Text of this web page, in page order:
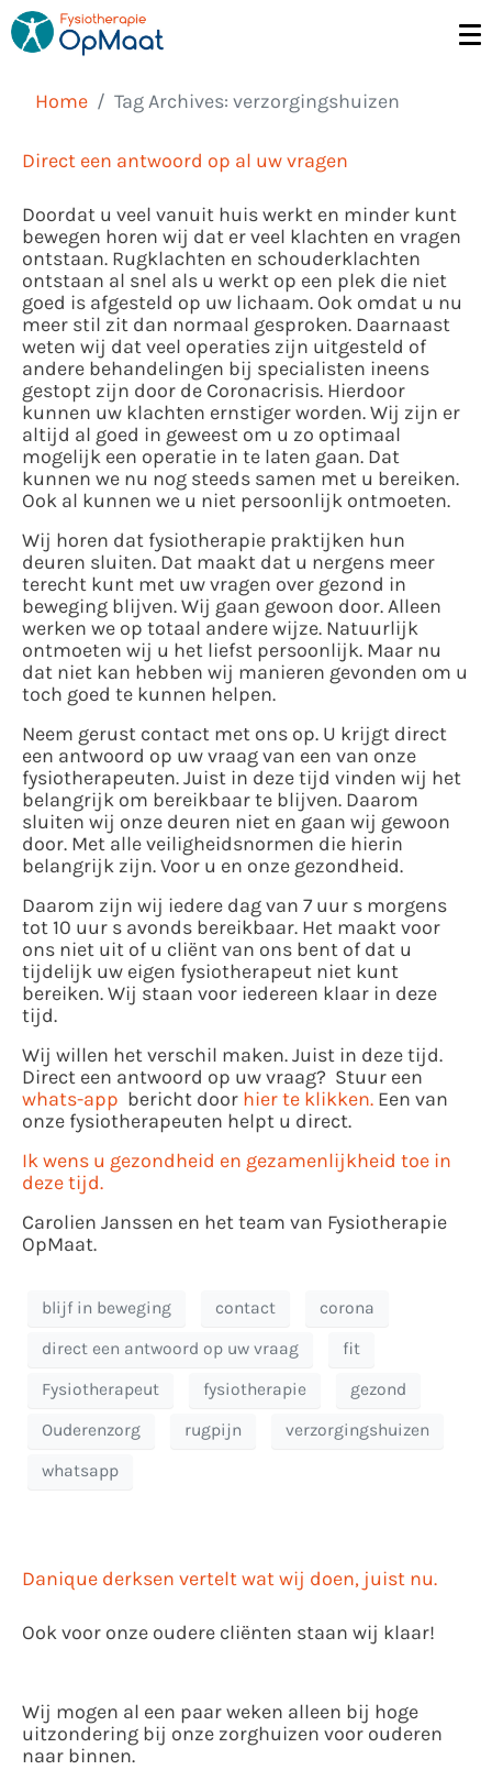
Home Tag Archives: verzorgingshuizen
Direct een antwoord op al uw vragen
Doordat u veel vanuit huis werkt en minder kunt
bewegen horen wij dat er veel klachten en vragen
ontstaan. Rugklachten en schouderklachten
ontstaan al snel als u werkt op een plek die niet
goed is afgesteld op uw lichaam. Ook omdat u nu
meer stil zit dan normaal gesproken. Daarnaast
weten wij dat veel operaties zijn uitgesteld of
andere behandelingen bij specialisten ineens
gestopt zijn door de Coronacrisis. Hierdoor
kunnen uw klachten ernstiger worden. Wij zijn er
altijd al goed in geweest om u zo optimaal
mogelijk een operatie in te laten gaan. Dat
kunnen we nu nog steeds samen met u bereiken.
Ook al kunnen we u niet persoonlijk ontmoeten.
Wij horen dat fysiotherapie praktijken hun
deuren sluiten. Dat maakt dat u nergens meer
terecht kunt met uw vragen over gezond in
beweging blijven. Wij gaan gewoon door. Alleen
werken we op totaal andere wijze. Natuurlijk
ontmoeten wij u het liefst persoonlijk. Maar nu
dat niet kan hebben wij manieren gevonden om u
toch goed te kunnen helpen.
Neem gerust contact met ons op. U krijgt direct
een antwoord op uw vraag van een van onze
fysiotherapeuten. Juist in deze tijd vinden wij het
belangrijk om bereikbaar te blijven. Daarom
sluiten wij onze deuren niet en gaan wij gewoon
door. Met alle veiligheidsnormen die hierin
belangrijk zijn. Voor u en onze gezondheid.
Daarom zijn wij iedere dag van 7 uur s morgens
tot 10 uur s avonds bereikbaar. Het maakt voor
ons niet uit of u cliënt van ons bent of dat u
tijdelijk uw eigen fysiotherapeut niet kunt
bereiken. Wij staan voor iedereen klaar in deze
tijd.
Wij willen het verschil maken. Juist in deze tijd.
Direct een antwoord op uw vraag? Stuur een
whats-app bericht door hier te klikken. Een van
onze fysiotherapeuten helpt u direct.
Ik wens u gezondheid en gezamenlijkheid toe in
deze tijd.
Carolien Janssen en het team van Fysiotherapie
OpMaat.
blijf in beweging contact corona
direct een antwoord op uw vraag fit
Fysiotherapeut fysiotherapie gezond
Ouderenzorg rugpijn verzorgingshuizen
whatsapp
Danique derksen vertelt wat wij doen, juist nu.
Ook voor onze oudere cliënten staan wij klaar!
Wij mogen al een paar weken alleen bij hoge
uitzondering bij onze zorghuizen voor ouderen
naar binnen.